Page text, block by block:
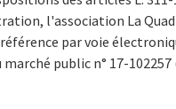
l'association La
par voie
public n° 17-102257